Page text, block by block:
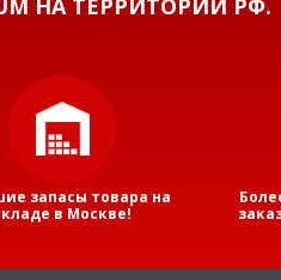
запасы товара на
в Москве!